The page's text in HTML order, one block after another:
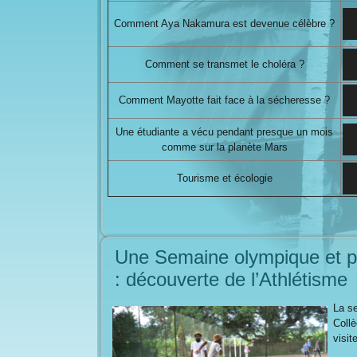
Comment Aya Nakamura est devenue célèbre ?
Comment se transmet le choléra ?
Comment Mayotte fait face à la sécheresse ?
Une étudiante a vécu pendant presque un mois
comme sur la planète Mars
Tourisme et écologie
Une Semaine olympique et
: découverte de l’Athlétisme
La